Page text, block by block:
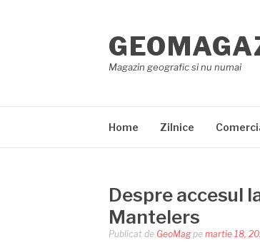
Magazin geografic si nu numai
Home Zilnice
Despre accesul
Mantelers
Publicat de GeoMagpe martie 18,